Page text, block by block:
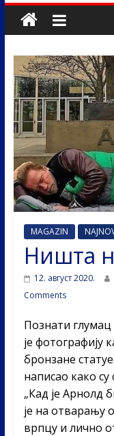
MAGAZIN
Ништа
12. август 2020.
Comments
Познати глумац
је фотографију
бронзане
написао како
„Кад је Арнолд
је на отварању
врпцу и лично